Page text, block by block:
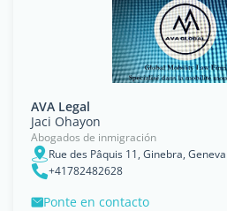
AVA Legal
Jaci Ohayon
Abogados de inmigración
Rue des Pâquis 11, Ginebra, Geneva
+41782482628
Ponte en contacto